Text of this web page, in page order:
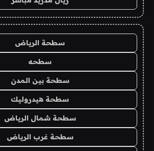
سطحة الرياض
سطحه
سطحة بين المدن
سطحة هيدروليك
سطحة شمال الرياض
سطحة غرب الرياض